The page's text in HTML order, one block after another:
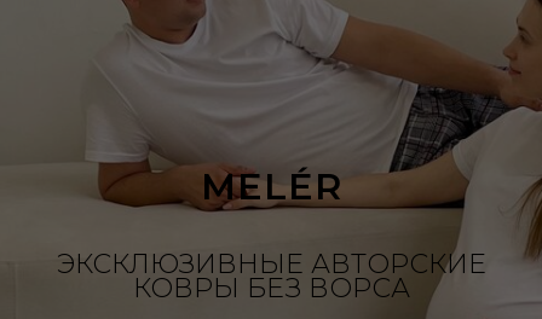
MELÉR
ЭКСКЛЮЗИВНЫЕ АВТОРСКИЕ
КОВРЫ БЕЗ ВОРСА